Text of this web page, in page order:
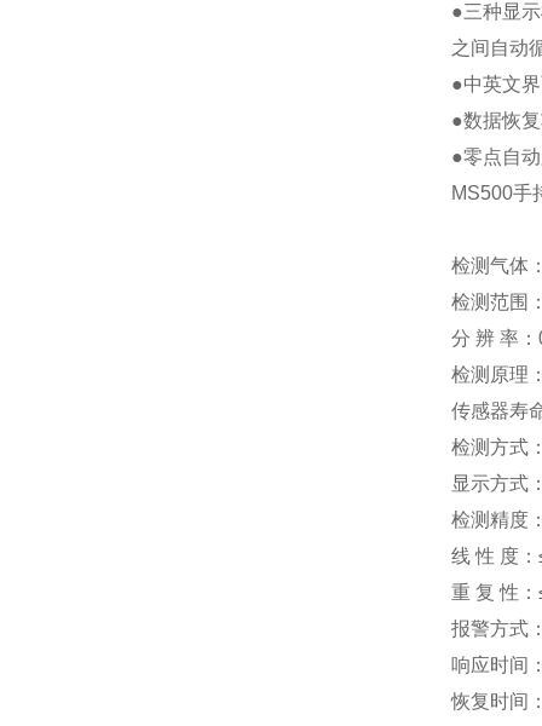
●三种显
之间自动
●中英文
●数据恢
●零点自
MS500手
检测气体
检测范围
分 辨 率
检测原理
传感器寿
检测方式
显示方式
检测精度
线 性 度
重 复 性
报警方式
响应时间
恢复时间